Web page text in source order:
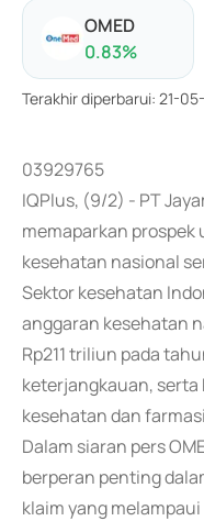
OMED
0.83%
Terakhir diperbarui: 21-
03929765
IQPlus, (9/2) - PT
memaparkan
kesehatan nasional
Sektor kesehatan
anggaran kesehatan
Rp211 triliun pada
keterjangkauan,
kesehatan dan
Dalam siaran pers
berperan penting
klaim yang